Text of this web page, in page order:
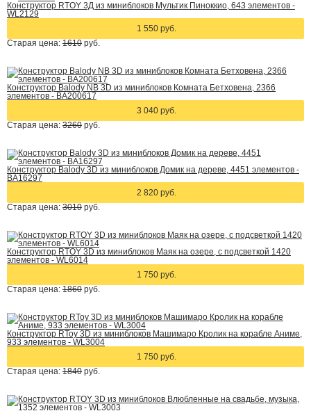
Конструктор RTOY 3Д из миниблоков Мультик Пиноккио, 643 элементов -
WL2129
1 550 руб.
Старая цена: 1610 руб.
Конструктор Balody NB 3D из миниблоков Комната Бетховена, 2366
элементов - BA200617
3 040 руб.
Старая цена: 3260 руб.
Конструктор Balody 3D из миниблоков Домик на дереве, 4451 элементов -
BA16297
2 820 руб.
Старая цена: 3010 руб.
Конструктор RTOY 3D из миниблоков Маяк на озере, с подсветкой 1420
элементов - WL6014
1 750 руб.
Старая цена: 1860 руб.
Конструктор RToy 3D из миниблоков Машимаро Кролик на корабле Аниме,
933 элементов - WL3004
1 750 руб.
Старая цена: 1840 руб.